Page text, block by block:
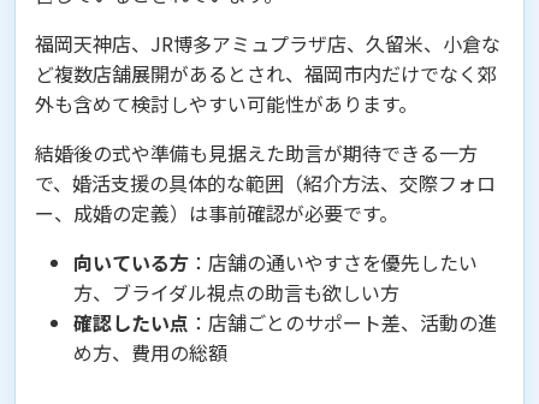
福岡天神店、JR博多アミュプラザ店、久留米、小倉な
ど複数店舗展開があるとされ、福岡市内だけでなく郊
外も含めて検討しやすい可能性があります。
結婚後の式や準備も見据えた助言が期待できる一方
で、婚活支援の具体的な範囲（紹介方法、交際フォロ
ー、成婚の定義）は事前確認が必要です。
向いている方 ：店舗の通いやすさを優先したい
方、ブライダル視点の助言も欲しい方
確認したい点 ：店舗ごとのサポート差、活動の進
め方、費用の総額